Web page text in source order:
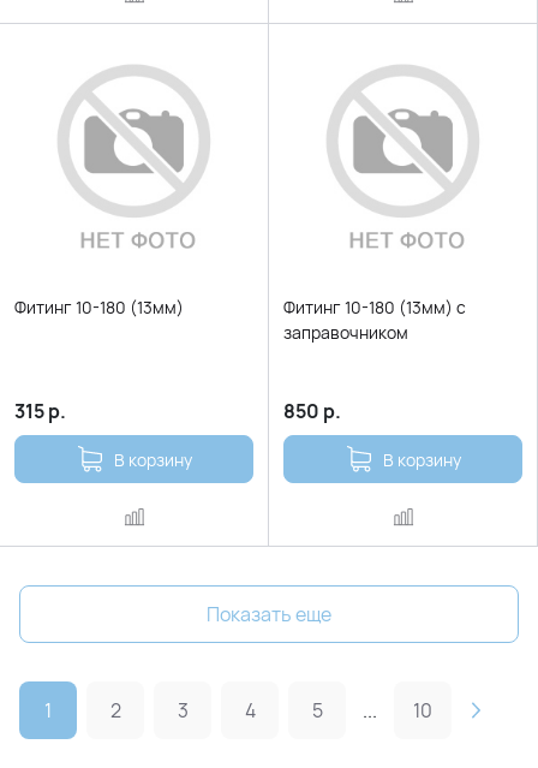
Фитинг 10-180 (13мм)
315р.
В корзину
Фитинг 10-180 (13мм) с
заправочником
850 р.
В корзину
Показать еще
1 2 3 4 5 ... 10